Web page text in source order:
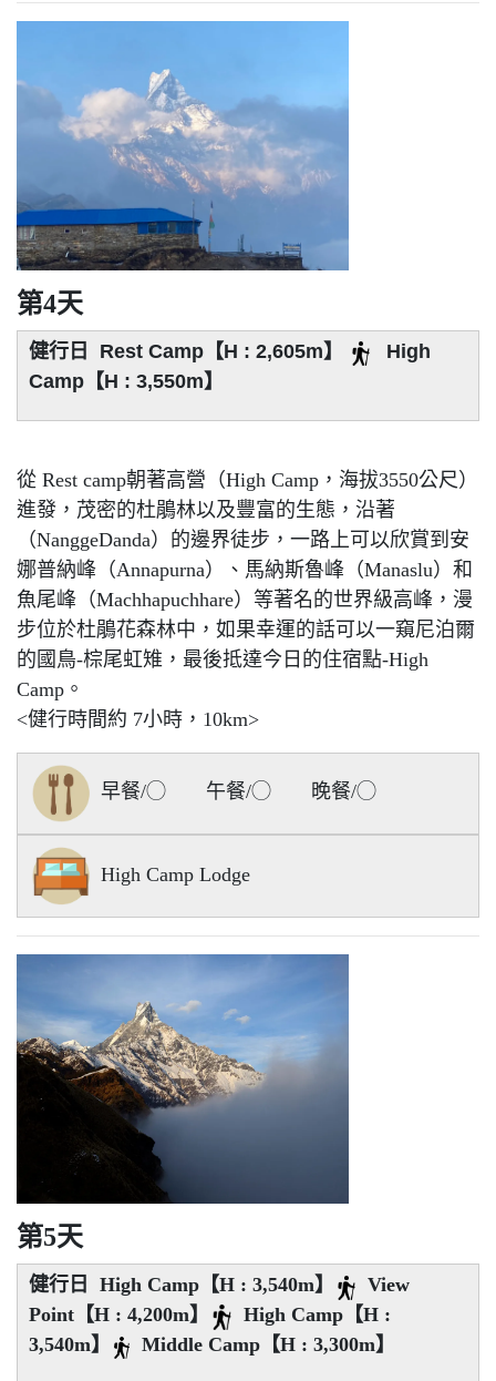
第4天
健行日 Rest Camp【H : 2,605m】
High
Camp【H : 3,550m】
從 Rest camp朝著高營（High Camp，海拔3550公尺）
進發，茂密的杜鵑林以及豐富的生態，沿著
（NanggeDanda）的邊界徒步，一路上可以欣賞到安
娜普納峰（Annapurna）、馬納斯魯峰（Manaslu）和
魚尾峰（Machhapuchhare）等著名的世界級高峰，漫
步位於杜鵑花森林中，如果幸運的話可以一窺尼泊爾
的國鳥-棕尾虹雉，最後抵達今日的住宿點-High
Camp。
<健行時間約 7小時，10km>
早餐/◯ 午餐/◯ 晚餐/◯
High Camp Lodge
第5天
健行日 High Camp【H : 3,540m】
View
Point【H : 4,200m】
High Camp【H :
3,540m】
Middle Camp【H : 3,300m】